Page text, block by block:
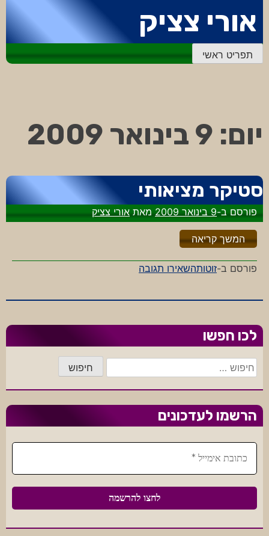
לתוכן
אורי צציק
תפריט ראשי
יום: 9 בינואר 2009
סטיקר מציאותי
פורסם ב-9 בינואר 2009 מאתאורי צציק
המשך קריאה"%s"
פורסם ב-זוטותהשאירו תגובה
מציאותי
לכו חפשו
חיפוש:
הרשמו לעדכונים